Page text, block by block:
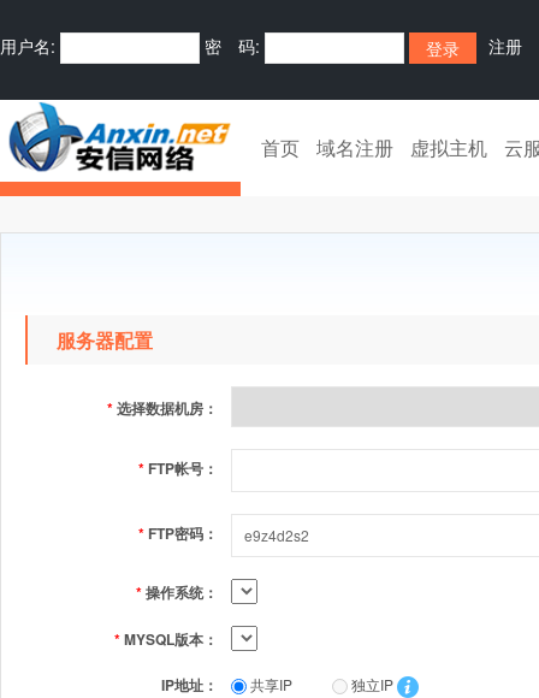
用户名: 密 码: 注册
首页 域名注册 虚拟主机 云
服务器配置
*选择数据机房：
* FTP帐号：
* FTP密码：
*操作系统：
*MYSQL版本：
IP地址： 共享IP 独立IP